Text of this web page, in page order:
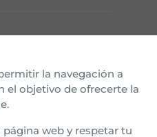
la navegación a
el objetivo de ofrecerte la
página web y respetar tu